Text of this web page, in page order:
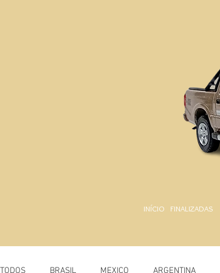
INÍCIO FINALIZADAS
TODOS BRASIL MEXICO ARGENTINA